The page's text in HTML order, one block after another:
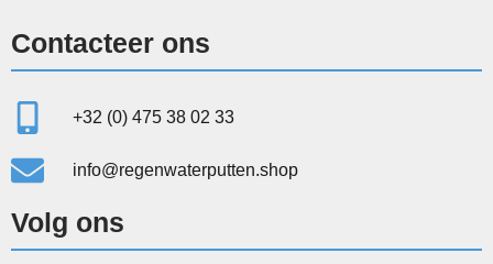
Contacteer ons
+32 (0) 475 38 02 33
info@regenwaterputten.shop
Volg ons